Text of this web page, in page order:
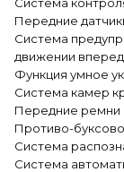
Передние
Система
движении вперед
Функция умное
Система камер
Передние ремни
Противо-
Система
Система